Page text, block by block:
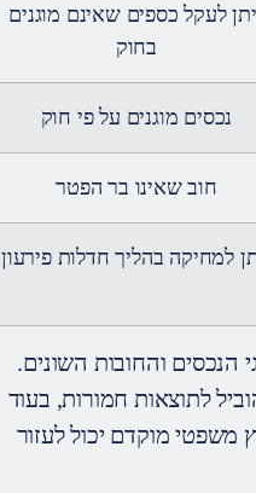
לעקל כספים שאינם מוגנים
בחוק
נכסים מוגנים על פי חוק
חוב שאינו בר הפטר
למחיקה בהליך חדלות פירעון
והחובות השונים.
לתוצאות חמורות, בעוד
משפטי מוקדם יכול לעזור